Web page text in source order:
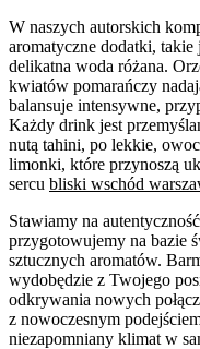
W naszych autorskich
aromatyczne dodatki,
delikatna woda różana.
kwiatów pomarańczy
balansuje intensywne,
Każdy drink jest
nutą tahini, po lekkie,
limonki, które przynoszą
sercu bliski wschód
Stawiamy na
przygotowujemy na bazie
sztucznych aromatów.
wydobędzie z Twojego
odkrywania nowych
z nowoczesnym
niezapomniany klimat w